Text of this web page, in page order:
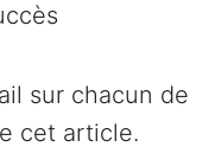
sur chacun de
cet article.